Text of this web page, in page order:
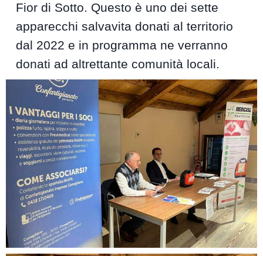
Fior di Sotto. Questo è uno dei sette
apparecchi salvavita donati al territorio
dal 2022 e in programma ne verranno
donati ad altrettante comunità locali.